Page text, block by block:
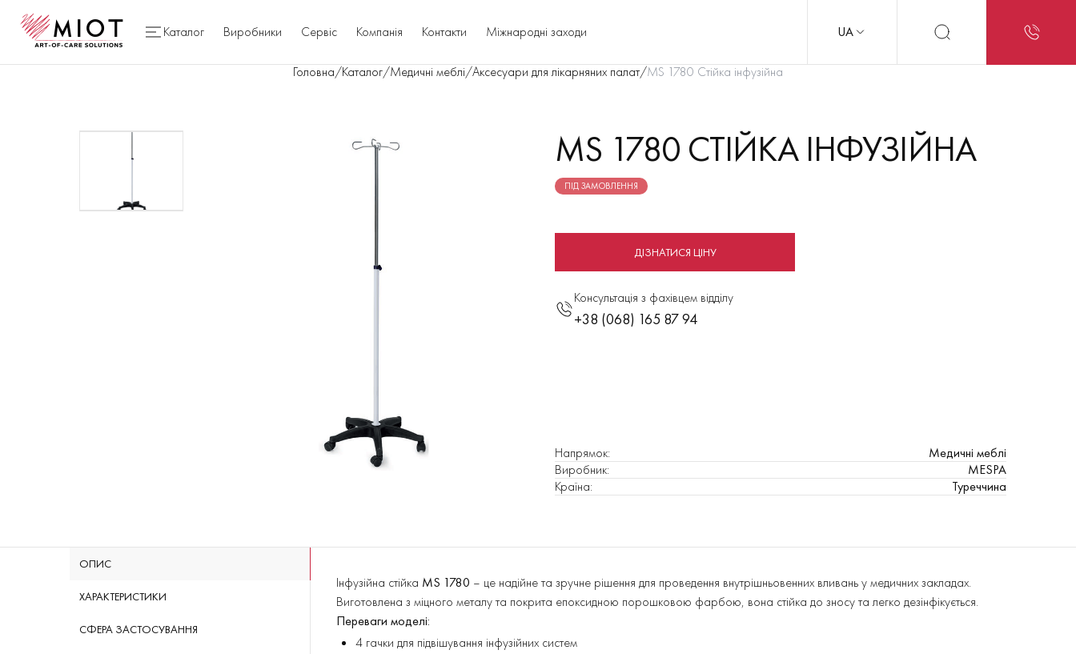
Каталог Виробники Сервіс Компанія Контакти Міжнародні заходи UA
Головна/Каталог/Медичні меблі/Аксесуари для лікарняних палат/MS 1780 Стійка інфузійна
MS 1780 СТІЙКА ІНФУЗІЙНА
ПІД ЗАМОВЛЕННЯ
ДІЗНАТИСЯ ЦІНУ
Консультація з фахівцем відділу
+38 (068) 165 87 94
Напрямок:
Медичні меблі
Виробник:
MESPA
Країна: Туреччина
ОПИС
ХАРАКТЕРИСТИКИ
СФЕРА ЗАСТОСУВАННЯ
Інфузійна стійка MS 1780 – це надійне та зручне рішення для проведення внутрішньовенних вливань у медичних закладах.
Виготовлена з міцного металу та покрита епоксидною порошковою фарбою, вона стійка до зносу та легко дезінфікується.
Переваги моделі:
4 гачки для підвішування інфузійних систем